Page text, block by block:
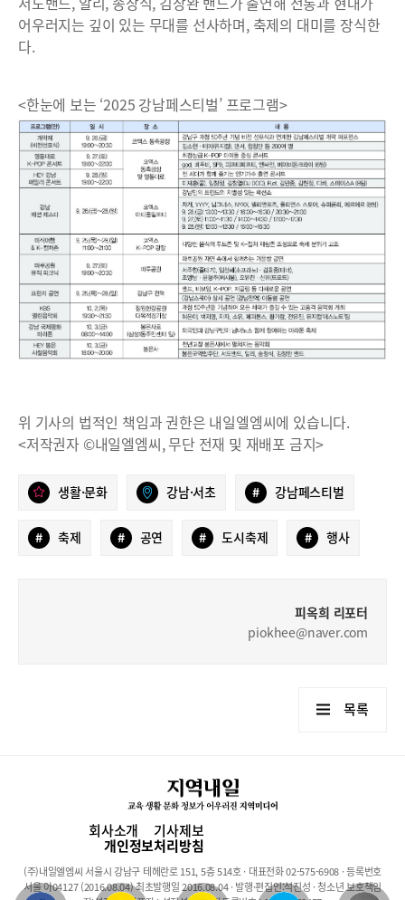
어우러지는 깊이 있는 무대를 선사하며, 축제의 대미를 장식한
다.
<한눈에 보는 ‘2025 강남페스티벌’ 프로그램>
위 기사의 법적인 책임과 권한은 내일엘엠씨에 있습니다.
<저작권자 ©내일엘엠씨, 무단 전재 및 재배포 금지>
생활·문화 강남·서초 # 강남페스티벌
# 축제 # 공연 # 도시축제 # 행사
피옥희 리포터
piokhee@naver.com
목록
회사소개 기사제보
개인정보처리방침
(주)내일엘엠씨 서울시 강남구 테헤란로 151, 5층 514호 · 대표전화 02-575-6908 · 등록번호
서울 아04127 (2016.08.04) 최초발행일 2016.08.04 · 발행·편집인:석진성 · 청소년 보호책임